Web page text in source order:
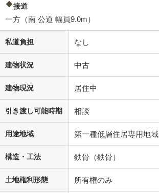
接道
一方（南 公道 幅員9.0m）
私道負担 なし
建物状況 中古
建物現況 居住中
引き渡し可能時期 相談
用途地域 第一種低層住居専用地域
構造・工法 鉄骨（鉄骨）
土地権利形態 所有権のみ